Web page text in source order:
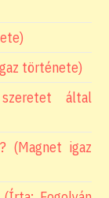
története)
által
(Magnet igaz